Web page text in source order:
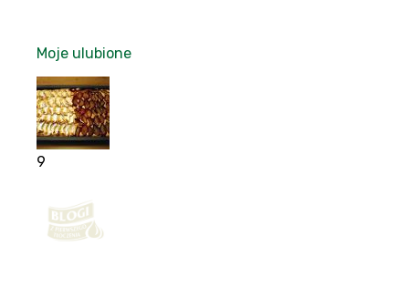
Moje ulubione
9